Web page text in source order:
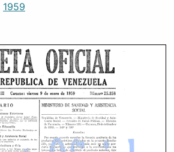
1959